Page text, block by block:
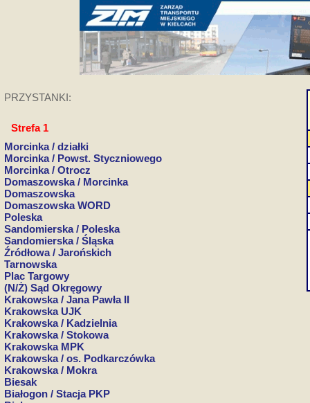
PRZYSTANKI:
Strefa 1
Morcinka / działki
Morcinka / Powst. Styczniowego
Morcinka / Otrocz
Domaszowska / Morcinka
Domaszowska
Domaszowska WORD
Poleska
Sandomierska / Poleska
Sandomierska / Śląska
Źródłowa / Jarońskich
Tarnowska
Plac Targowy
(N/Ż) Sąd Okręgowy
Krakowska / Jana Pawła II
Krakowska UJK
Krakowska / Kadzielnia
Krakowska / Stokowa
Krakowska MPK
Krakowska / os. Podkarczówka
Krakowska / Mokra
Biesak
Białogon / Stacja PKP